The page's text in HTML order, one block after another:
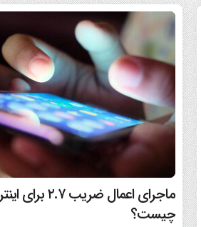
ماجرای اعمال
چیست؟